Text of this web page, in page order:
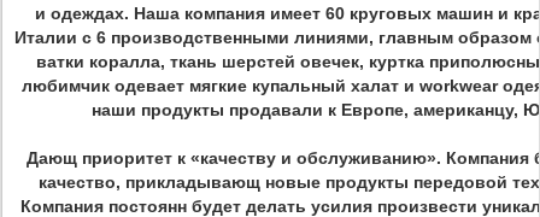
и одеждах. Наша компания имеет 60 круговых машин и
Италии с 6 производственными линиями, главным образом
ватки коралла, ткань шерстей овечек, куртка
любимчик одевает мягкие купальный халат и workwear
наши продукты продавали к Европе, американцу,
Дающ приоритет к «качеству и обслуживанию». Компания
качество, прикладывающ новые продукты передовой
Компания постоянн будет делать усилия произвести